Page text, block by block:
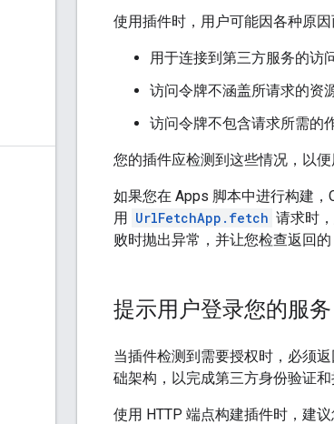
使用插件时，用户可能因各种原
用于连接到第三方服务的访
访问令牌不涵盖所请求的资源
访问令牌不包含请求所需的
您的插件应检测到这些情况，以便
如果您在 Apps 脚本中进行构建，
用 UrlFetchApp.fetch 请求时
败时抛出异常，并让您检查返回的
提示用户登录您的服务
当插件检测到需要授权时，必须
础架构，以完成第三方身份验证和
使用 HTTP 端点构建插件时，建